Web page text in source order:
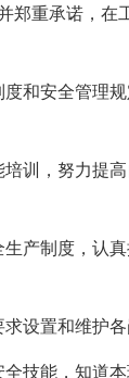
郑重承诺，在
和安全管理
训，努力提
产制度，认
设置和维护各
技能，知道